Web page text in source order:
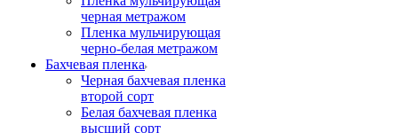
черная метражом
Пленка мульчирующая
черно-белая метражом
Бахчевая пленка
Черная бахчевая пленка
второй сорт
Белая бахчевая пленка
высший сорт